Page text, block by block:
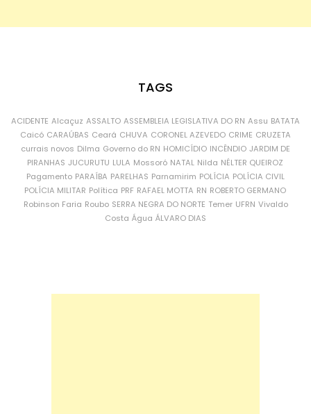
TAGS
ACIDENTE Alcaçuz ASSALTO ASSEMBLEIA LEGISLATIVA DO RN Assu BATATA
Caicó CARAÚBAS Ceará CHUVA CORONEL AZEVEDO CRIME CRUZETA
currais novos Dilma Governo do RN HOMICÍDIO INCÊNDIO JARDIM DE
PIRANHAS JUCURUTU LULA Mossoró NATAL Nilda NÉLTER QUEIROZ
Pagamento PARAÍBA PARELHAS Parnamirim POLÍCIA POLÍCIA CIVIL
POLÍCIA MILITAR Política PRF RAFAEL MOTTA RN ROBERTO GERMANO
Robinson Faria Roubo SERRA NEGRA DO NORTE Temer UFRN Vivaldo
Costa Água ÁLVARO DIAS